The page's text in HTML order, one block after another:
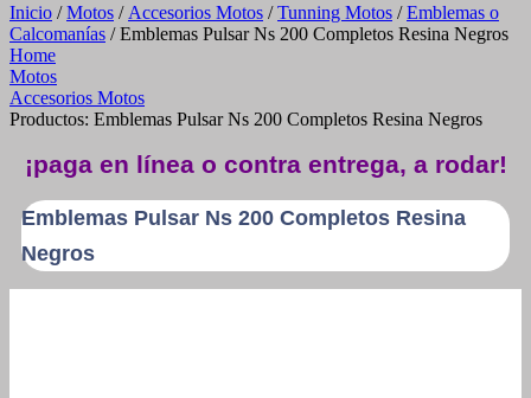
Inicio /Motos / Accesorios Motos /Tunning Motos /Emblemas o
Calcomanías / Emblemas Pulsar Ns 200 Completos Resina Negros
Home
Motos
Accesorios Motos
Productos: Emblemas Pulsar Ns 200 Completos Resina Negros
¡paga en línea o contra entrega, a rodar!
Emblemas Pulsar Ns 200 Completos Resina
Negros